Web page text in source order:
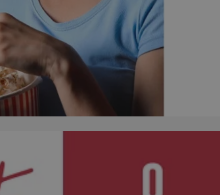
użytkownika i
sesji.
w kolejnych
musi ponownie
wygodę i